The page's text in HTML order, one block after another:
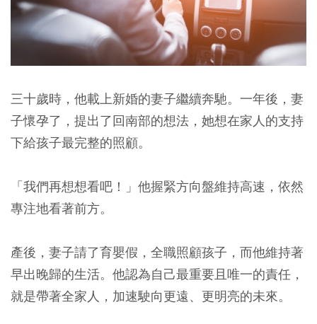
三十歲時，他載上新婚的妻子繼續奔馳。一年後，妻
子懷孕了，提出了回南部的想法，她想在家人的支持
下給孩子最完整的照顧。
「我們再想想看吧！」他握緊方向盤維持高速，依然
專注地看著前方。
產後，妻子請了育嬰假，全職照顧孩子，而他維持著
早出晚歸的生活。他認為自己最重要且唯一的責任，
就是帶著全家人，加速駛向更遠、更明亮的未來。